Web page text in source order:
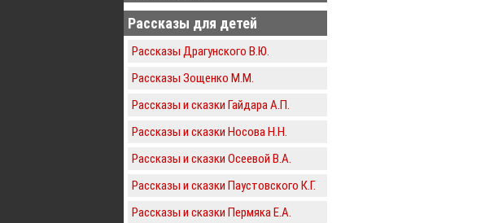
Рассказы для детей
Рассказы Драгунского В.Ю.
Рассказы Зощенко М.М.
Рассказы и сказки Гайдара А.П.
Рассказы и сказки Носова Н.Н.
Рассказы и сказки Осеевой В.А.
Рассказы и сказки Паустовского К.Г.
Рассказы и сказки Пермяка Е.А.